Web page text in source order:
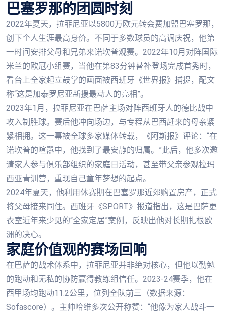
巴塞罗那的团圆时刻
2022年夏天，拉菲尼亚以5800万欧元转会费加盟巴塞罗那，
创下个人生涯最高身价。不同于多数球员的高调庆祝，他第
一时间安排父母和兄弟来诺坎普观赛。2022年10月对阵国际
米兰的欧冠小组赛，当他在第83分钟替补登场完成首秀时，
看台上全家起立鼓掌的画面被西班牙《世界报》捕捉，配文
称“这是加泰罗尼亚新援最动人的亮相”。
2023年1月，拉菲尼亚在巴萨主场对阵西班牙人的德比战中
攻入制胜球。赛后他冲向场边，与专程从巴西赶来的母亲紧
紧相拥。这一幕被全球多家媒体转载，《阿斯报》评论：“在
诺坎普的喧嚣中，他找到了最安静的归属。”此后，他多次邀
请家人参与俱乐部组织的家庭日活动，甚至带父亲参观拉玛
西亚青训营，重现自己童年梦想的起点。
2024年夏天，他利用休赛期在巴塞罗那近郊购置房产，正式
将父母接来同住。西班牙《SPORT》报道指出，这是巴萨更
衣室近年来少见的“全家定居”案例，反映出他对长期扎根欧
洲的决心。
家庭价值观的赛场回响
在巴萨的战术体系中，拉菲尼亚并非绝对核心，但他以勤勉
的跑动和无私的协防赢得教练组信任。2023-24赛季，他在
西甲场均跑动11.2公里，位列全队前三（数据来源：
Sofascore）。主帅哈维多次公开称赞：“他像为家人战斗一